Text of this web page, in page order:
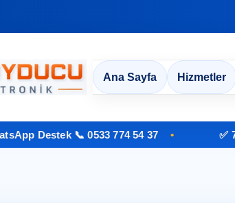
Ana Sayfa Hizmetler
Destek 📞 0533 774 54 37 ✅ 7/